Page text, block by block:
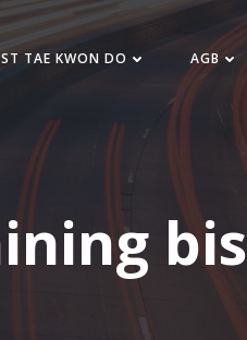
TAE KWON DO AGB
bis